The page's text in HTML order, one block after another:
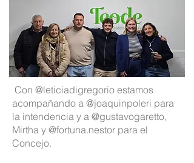
Con @leticiadigregorio estamos
acompañando a @joaquinpoleri para
la intendencia y a @gustavogaretto,
Mirtha y @fortuna.nestor para el
Concejo.